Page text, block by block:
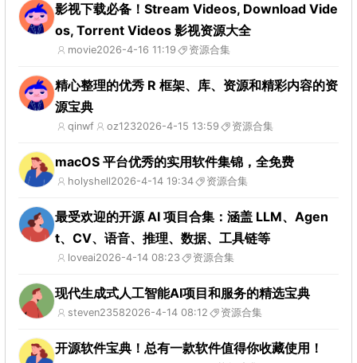
影视下载必备！Stream Videos, Download Vide
os, Torrent Videos 影视资源大全
movie2026-4-16 11:19 资源合集
精心整理的优秀 R 框架、库、资源和精彩内容的资
源宝典
qinwf oz1232026-4-15 13:59 资源合集
macOS 平台优秀的实用软件集锦，全免费
holyshell2026-4-14 19:34 资源合集
最受欢迎的开源 AI 项目合集：涵盖 LLM、Agen
t、CV、语音、推理、数据、工具链等
loveai2026-4-14 08:23 资源合集
现代生成式人工智能AI项目和服务的精选宝典
steven23582026-4-14 08:12 资源合集
开源软件宝典！总有一款软件值得你收藏使用！